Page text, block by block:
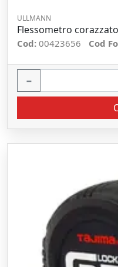
ULLMANN
Flessometro
Cod: 00423656 Cod
−